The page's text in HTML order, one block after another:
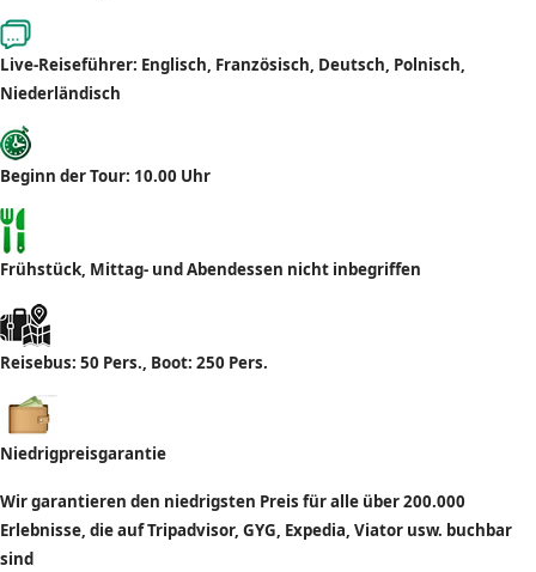
Live-Reiseführer: Englisch, Französisch, Deutsch, Polnisch,
Niederländisch
Beginn der Tour: 10.00 Uhr
Frühstück, Mittag- und Abendessen nicht inbegriffen
Reisebus: 50 Pers., Boot: 250 Pers.
Niedrigpreisgarantie
Wir garantieren den niedrigsten Preis für alle über 200.000
Erlebnisse, die auf Tripadvisor, GYG, Expedia, Viator usw. buchbar
sind